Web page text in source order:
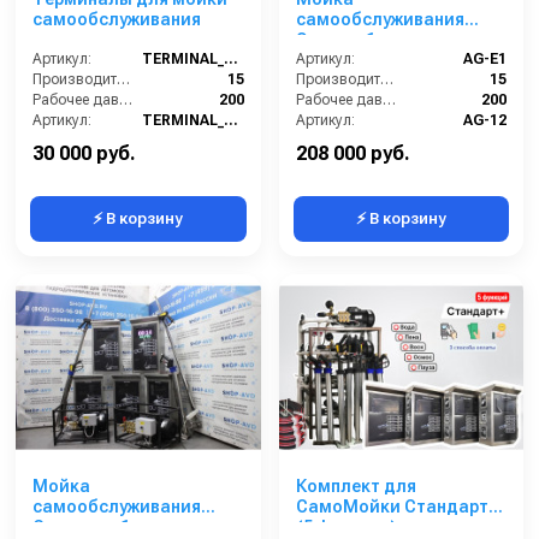
Выезд сервисного специалиста на вашу мойку 24/7
Гибкая система скидок на оборудование
Обзор оборудования:
самообслуживания
Артикул:
TERMINAL_MSO
Производительность (л/мин):
15
Рабочее давление (бар):
200
Артикул:
TERMINAL_MSO
Страна-производитель:
30 000 руб.
⚡ В корзину
самообслуживания
Эконом 1 пост
Артикул:
AG-E1
Производительность (л/мин):
15
Рабочее давление (бар):
200
Артикул:
AG-12
208 000 руб.
⚡ В корзину
Мойка
самообслуживания
Стандарт 1 пост
Комплект для
СамоМойки Стандарт+
(5 функции)